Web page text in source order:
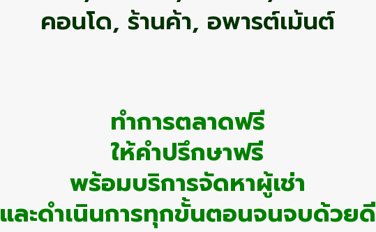
คอนโด, ร้านค้า, อพารต์เม้นต์
ทำการตลาดฟรี
ให้คำปรึกษาฟรี
พร้อมบริการจัดหาผู้เช่า
และดำเนินการทุกขั้นตอนจนจบด้วยดี